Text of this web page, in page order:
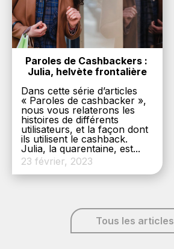
Paroles de Cashbackers :
Julia, helvète frontalière
Dans cette série d’articles
« Paroles de cashbacker »,
nous vous relaterons les
histoires de différents
utilisateurs, et la façon dont
ils utilisent le cashback.
Julia, la quarentaine, est...
23 février, 2023
Tous les articles